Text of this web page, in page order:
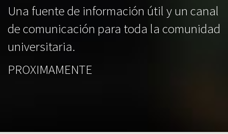
Una fuente de información útil y un canal
de comunicación para toda la comunidad
universitaria.
PROXIMAMENTE